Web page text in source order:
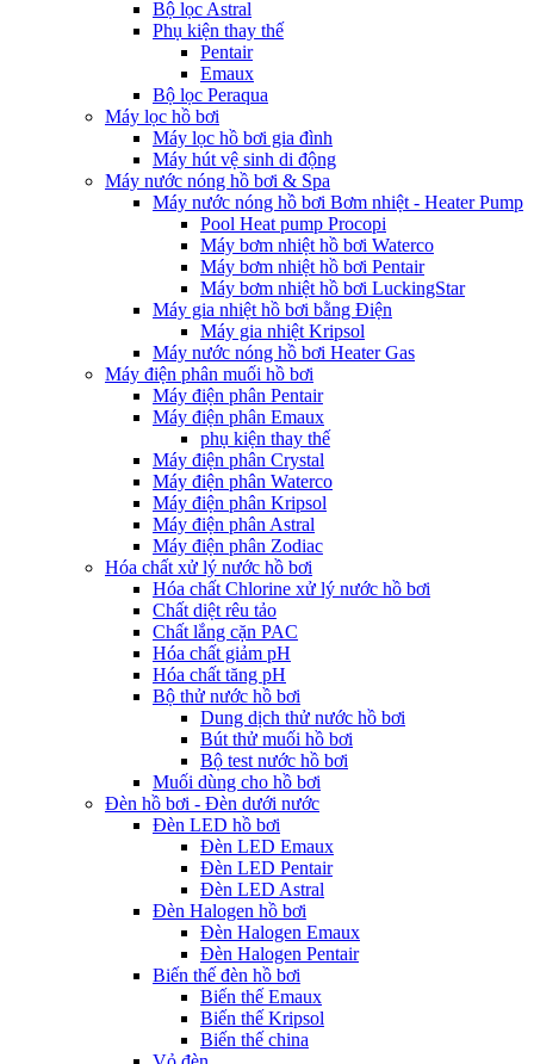
Bộ lọc Astral
Phụ kiện thay thế
Pentair
Emaux
Bộ lọc Peraqua
Máy lọc hồ bơi
Máy lọc hồ bơi gia đình
Máy hút vệ sinh di động
Máy nước nóng hồ bơi & Spa
Máy nước nóng hồ bơi Bơm nhiệt - Heater Pump
Pool Heat pump Procopi
Máy bơm nhiệt hồ bơi Waterco
Máy bơm nhiệt hồ bơi Pentair
Máy bơm nhiệt hồ bơi LuckingStar
Máy gia nhiệt hồ bơi bằng Điện
Máy gia nhiệt Kripsol
Máy nước nóng hồ bơi Heater Gas
Máy điện phân muối hồ bơi
Máy điện phân Pentair
Máy điện phân Emaux
phụ kiện thay thế
Máy điện phân Crystal
Máy điện phân Waterco
Máy điện phân Kripsol
Máy điện phân Astral
Máy điện phân Zodiac
Hóa chất xử lý nước hồ bơi
Hóa chất Chlorine xử lý nước hồ bơi
Chất diệt rêu tảo
Chất lắng cặn PAC
Hóa chất giảm pH
Hóa chất tăng pH
Bộ thử nước hồ bơi
Dung dịch thử nước hồ bơi
Bút thử muối hồ bơi
Bộ test nước hồ bơi
Muối dùng cho hồ bơi
Đèn hồ bơi - Đèn dưới nước
Đèn LED hồ bơi
Đèn LED Emaux
Đèn LED Pentair
Đèn LED Astral
Đèn Halogen hồ bơi
Đèn Halogen Emaux
Đèn Halogen Pentair
Biến thế đèn hồ bơi
Biến thế Emaux
Biến thế Kripsol
Biến thế china